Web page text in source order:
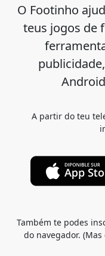
O Footinho
teus jogos de
A partir do teu
Também te podes
do navegador.